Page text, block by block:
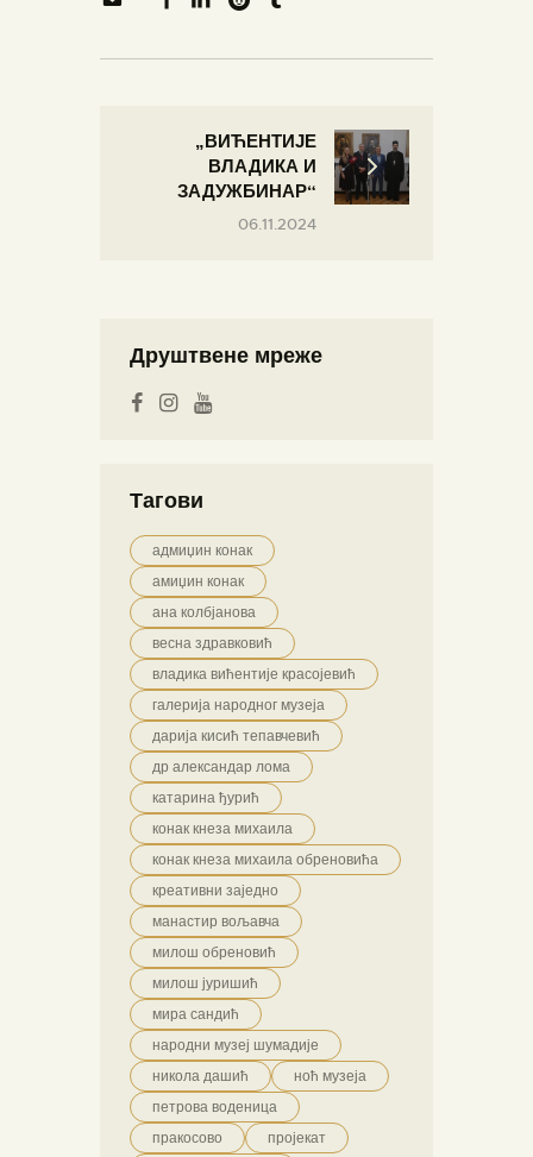
„ВИЋЕНТИЈЕ
ВЛАДИКА И
ЗАДУЖБИНАР“
06.11.2024
Друштвене мреже
Тагови
адмиџин конак
амиџин конак
ана колбјанова
весна здравковић
владика вићентије красојевић
галерија народног музеја
дарија кисић тепавчевић
др александар лома
катарина ђурић
конак кнеза михаила
конак кнеза михаила обреновића
креативни заједно
манастир вољавча
милош обреновић
милош јуришић
мира сандић
народни музеј шумадије
никола дашић
ноћ музеја
петрова воденица
пракосово
пројекат